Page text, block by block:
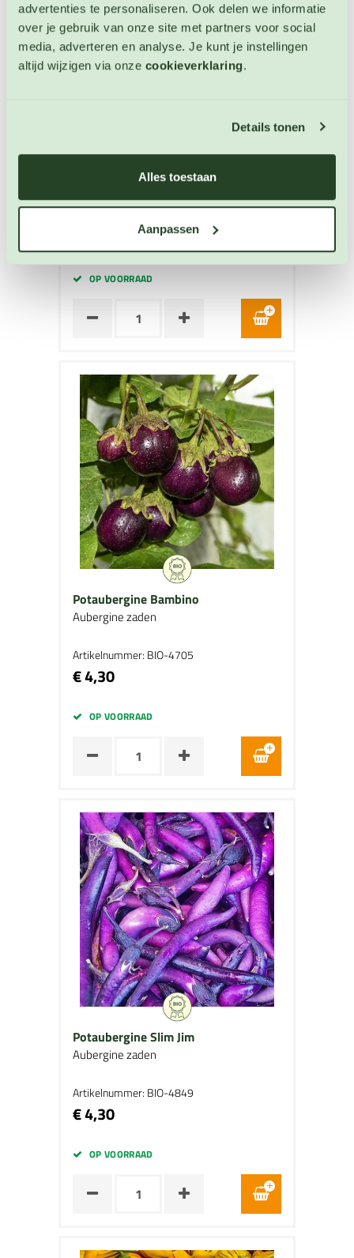
advertenties te personaliseren. Ook delen we informatie
over je gebruik van onze site met partners voor social
media, adverteren en analyse. Je kunt je instellingen
altijd wijzigen via onze cookieverklaring.
Details tonen
Alles toestaan
Aanpassen
Aubergine Violetta Lunga 3
Aubergine zaden
OP VOORRAAD
Potaubergine Bambino
Aubergine zaden
Artikelnummer: BIO-4705
€ 4,30
OP VOORRAAD
Potaubergine Slim Jim
Aubergine zaden
Artikelnummer: BIO-4849
€ 4,30
OP VOORRAAD